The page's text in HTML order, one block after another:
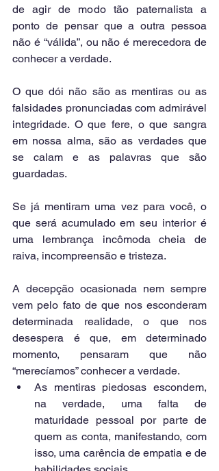
de agir de modo tão paternalista a
ponto de pensar que a outra pessoa
não é “válida”, ou não é merecedora de
conhecer a verdade.
O que dói não são as mentiras ou as
falsidades pronunciadas com admirável
integridade. O que fere, o que sangra
em nossa alma, são as verdades que
se calam e as palavras que são
guardadas.
Se já mentiram uma vez para você, o
que será acumulado em seu interior é
uma lembrança incômoda cheia de
raiva, incompreensão e tristeza.
A decepção ocasionada nem sempre
vem pelo fato de que nos esconderam
determinada realidade, o que nos
desespera é que, em determinado
momento, pensaram que não
“merecíamos” conhecer a verdade.
As mentiras piedosas escondem,
na verdade, uma falta de
maturidade pessoal por parte de
quem as conta, manifestando, com
isso, uma carência de empatia e de